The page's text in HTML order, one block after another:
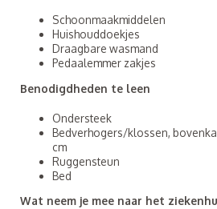
Schoonmaakmiddelen
Huishouddoekjes
Draagbare wasmand
Pedaalemmer zakjes
Benodigdheden te leen
Ondersteek
Bedverhogers/klossen,
cm
Ruggensteun
Bed
Wat neem je mee naar het